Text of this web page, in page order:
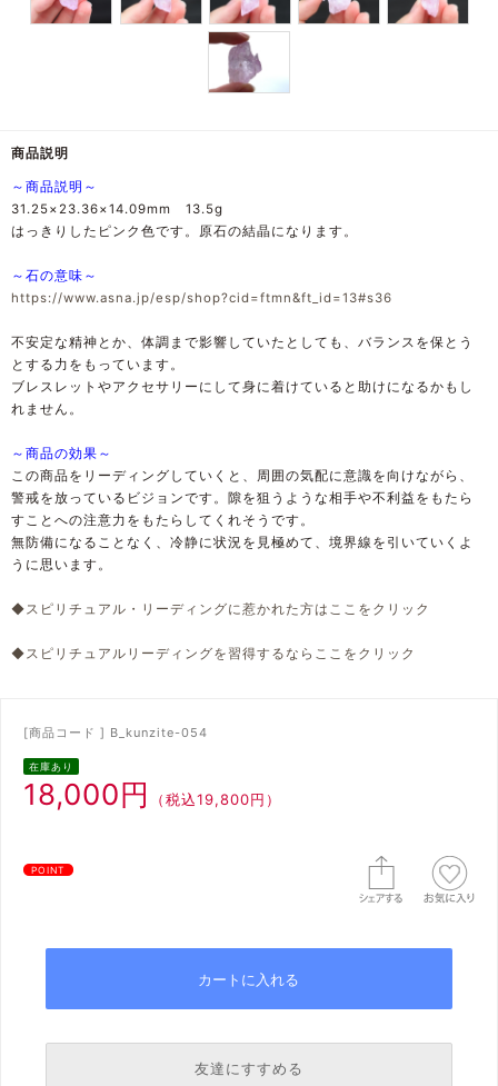
商品説明
～商品説明～
31.25×23.36×14.09mm 13.5g
はっきりしたピンク色です。原石の結晶になります。
～石の意味～
https://www.asna.jp/esp/shop?cid=ftmn&ft_id=13#s36
不安定な精神とか、体調まで影響していたとしても、バランスを保とう
とする力をもっています。
ブレスレットやアクセサリーにして身に着けていると助けになるかもし
れません。
～商品の効果～
この商品をリーディングしていくと、周囲の気配に意識を向けながら、
警戒を放っているビジョンです。隙を狙うような相手や不利益をもたら
すことへの注意力をもたらしてくれそうです。
無防備になることなく、冷静に状況を見極めて、境界線を引いていくよ
うに思います。
◆スピリチュアル・リーディングに惹かれた方はここをクリック
◆スピリチュアルリーディングを習得するならここをクリック
[商品コード ] B_kunzite-054
在庫あり
18,000円 （税込19,800円）
POINT
友達にすすめる